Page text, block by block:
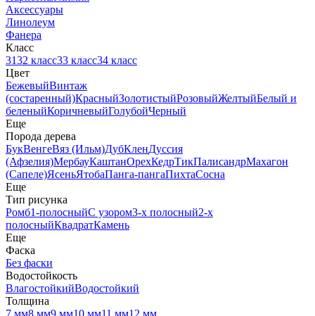
Аксессуары
Линолеум
Фанера
Класс
3132 класс33 класс34 класс
Цвет
БежевыйВинтаж
(состаренный)КрасныйЗолотистыйРозовыйЖелтыйБелый и
беленыйКоричневыйГолубойЧерный
Еще
Порода дерева
БукВенгеВяз (Ильм)ДубКленДуссия
(Афзелия)МербауКаштанОрехКедрТикПалисандрМахагон
(Сапеле)ЯсеньЯтобаПанга-пангаПихтаСосна
Еще
Тип рисунка
Ромб1-полосныйС узором3-х полосный2-х
полосныйКвадратКамень
Еще
Фаска
Без фаски
Водостойкость
ВлагостойкийВодостойкий
Толщина
7 мм8 мм9 мм10 мм11 мм12 мм